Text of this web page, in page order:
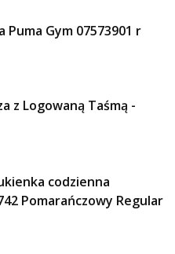
Gym 07573901 r
z Logowaną Taśmą -
codzienna
Pomarańczowy Regular